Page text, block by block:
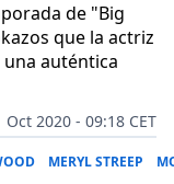
de "Big
que la actriz
una auténtica
2020 - 09:18 CET
MERYL STREEP